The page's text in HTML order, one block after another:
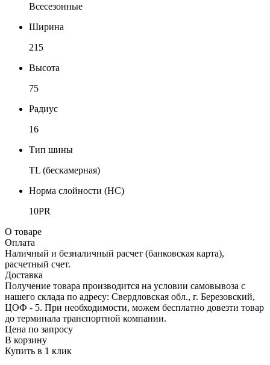
Всесезонные
Ширина
215
Высота
75
Радиус
16
Тип шины
TL (бескамерная)
Норма слойности (НС)
10PR
О товаре
Оплата
Наличный и безналичный расчет (банковская карта),
расчетный счет.
Доставка
Получение товара производится на условии самовывоза с
нашего склада по адресу: Свердловская обл., г. Березовский,
ЦОФ - 5. При необходимости, можем бесплатно довезти товар
до терминала транспортной компании.
Цена по запросу
В корзину
Купить в 1 клик